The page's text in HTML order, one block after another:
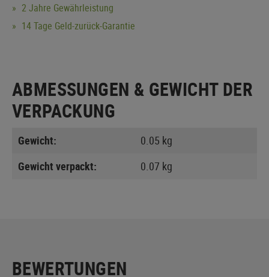
2 Jahre Gewährleistung
14 Tage Geld-zurück-Garantie
ABMESSUNGEN & GEWICHT DER
VERPACKUNG
Gewicht:
0.05 kg
Gewicht verpackt:
0.07 kg
BEWERTUNGEN